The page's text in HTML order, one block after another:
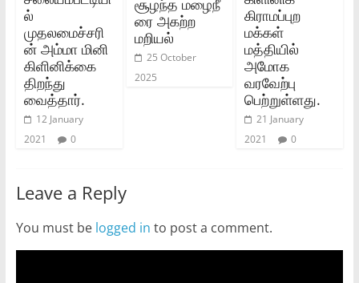
ல்
முதலமைச்சரி
ன் அம்மா மினி
கிளினிக்கை
திறந்து
வைத்தார்.
12 January
2021
0
ரை அகற்ற
மறியல்
25 October
2025
கிராமப்புற
மக்கள்‌
மத்தியில்‌
அமோக
வரவேற்பு
பெற்றுள்ளது.
21 January
2021
0
Leave a Reply
You must be logged in to post a comment.